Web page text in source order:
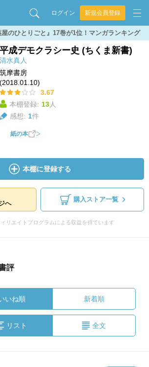
ログイン 新規会員登録
のひとりごと』17巻が1位！マンガランキング
平成デモクラシー史 (ちくま新書)
清水真人
筑摩書房
(2018.01.10)
3.67
本棚登録: 13人
感想: 1件
紙の本
本棚に登録する
へ
購入ストア一覧
リエイトプログラムによる収益を得ています
評
いね順 新着順
リスト 全文